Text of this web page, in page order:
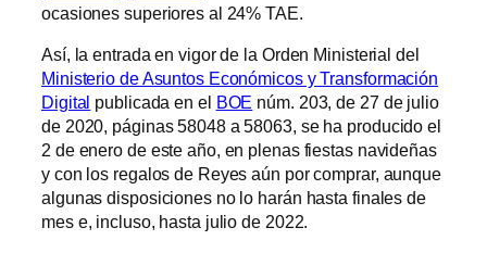
ocasiones superiores al 24% TAE.
Así, la entrada en vigor de la Orden Ministerial del
Ministerio de Asuntos Económicos y Transformación
Digital publicada en el BOE núm. 203, de 27 de julio
de 2020, páginas 58048 a 58063, se ha producido el
2 de enero de este año, en plenas fiestas navideñas
y con los regalos de Reyes aún por comprar, aunque
algunas disposiciones no lo harán hasta finales de
mes e, incluso, hasta julio de 2022.